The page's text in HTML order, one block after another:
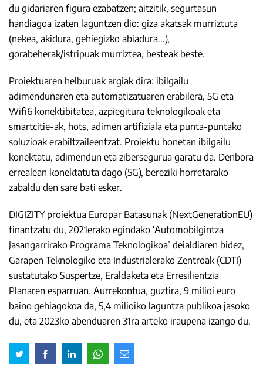
du gidariaren figura ezabatzen; aitzitik, segurtasun
handiagoa izaten laguntzen dio: giza akatsak murriztuta
(nekea, akidura, gehiegizko abiadura...),
gorabeherak/istripuak murriztea, besteak beste.
Proiektuaren helburuak argiak dira: ibilgailu
adimendunaren eta automatizatuaren erabilera, 5G eta
Wifi6 konektibitatea, azpiegitura teknologikoak eta
smartcitie-ak, hots, adimen artifiziala eta punta-puntako
soluzioak erabiltzaileentzat. Proiektu honetan ibilgailu
konektatu, adimendun eta zibersegurua garatu da. Denbora
errealean konektatuta dago (5G), bereziki horretarako
zabaldu den sare bati esker.
DIGIZITY proiektua Europar Batasunak (NextGenerationEU)
finantzatu du, 2021erako egindako ‘Automobilgintza
Jasangarrirako Programa Teknologikoa’ deialdiaren bidez,
Garapen Teknologiko eta Industrialerako Zentroak (CDTI)
sustatutako Suspertze, Eraldaketa eta Erresilientzia
Planaren esparruan. Aurrekontua, guztira, 9 milioi euro
baino gehiagokoa da, 5,4 milioiko laguntza publikoa jasoko
du, eta 2023ko abenduaren 31ra arteko iraupena izango du.